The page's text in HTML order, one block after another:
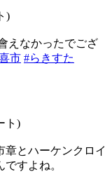
)
えなかったでござ
市 #らきすた
ト)
章とハーケンクロイ
すよね。